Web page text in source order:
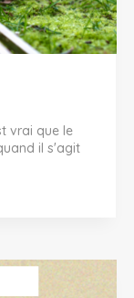
vrai que le
il s'agit